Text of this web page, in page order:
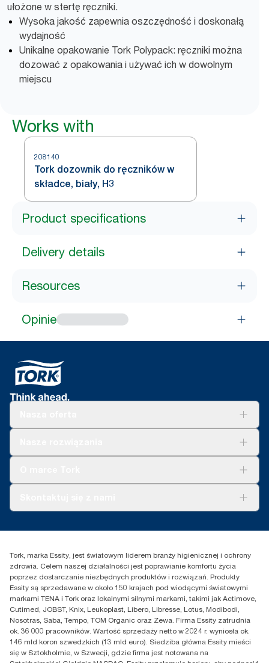
ułożone w stertę ręczniki.
Wysoka jakość zapewnia oszczędność i doskonałą
wydajność
Unikalne opakowanie Tork Polypack: ręczniki można
dozować z opakowania i używać ich w dowolnym
miejscu
Works with
208140
Tork dozownik do ręczników w
składce, biały, H3
Product specifications
Delivery details
Resources
Opinie
Reklamacja produktu
Przedstawiciele handlowi
Puławska 180
02-670 Warszawa
Polska
Tork, marka Essity, jest światowym liderem branży higienicznej i ochrony
zdrowia. Celem naszej działalności jest poprawianie komfortu życia
poprzez dostarczanie niezbędnych produktów i rozwiązań. Produkty
Essity są sprzedawane w około 150 krajach pod wiodącymi światowymi
markami TENA i Tork oraz lokalnymi silnymi markami, takimi jak Actimove,
Cutimed, JOBST, Knix, Leukoplast, Libero, Libresse, Lotus, Modibodi,
Nosotras, Saba, Tempo, TOM Organic oraz Zewa. Firma Essity zatrudnia
ok. 36 000 pracowników. Wartość sprzedaży netto w 2024 r. wyniosła ok.
146 mld koron szwedzkich (13 mld euro). Siedziba główna Essity mieści
się w Sztokholmie, w Szwecji, gdzie firma jest notowana na